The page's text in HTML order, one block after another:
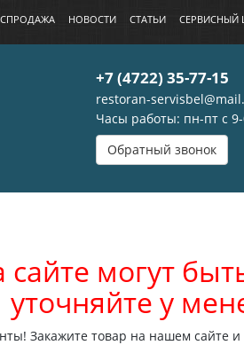
НОВОСТИ СТАТЬИ СЕРВИСНЫЙ
+7 (4722) 35-77-15
restoran-
Часы работы: пн-пт с
Обратный звонок
могут
уточняйте у
Закажите товар на нашем сайте и